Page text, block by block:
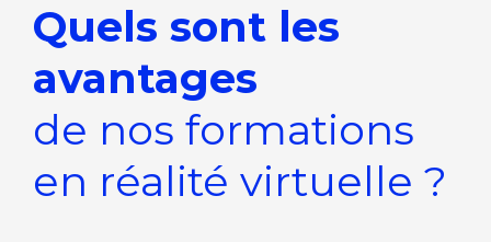
Quels sont les
avantages
de nos formations
en réalité virtuelle ?